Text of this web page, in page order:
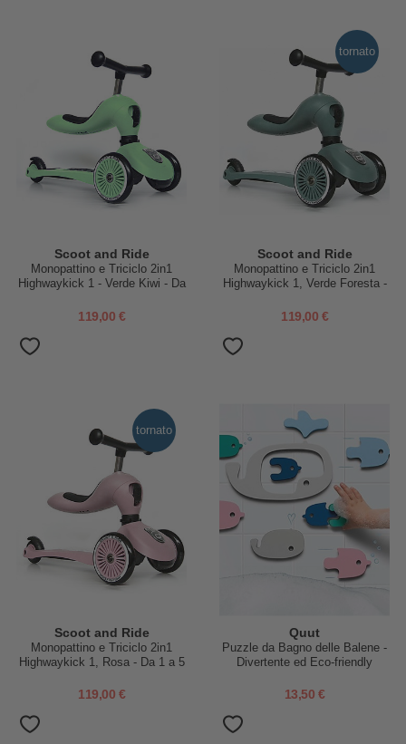
Scoot and Ride
Monopattino e Triciclo 2in1
Highwaykick 1 - Verde Kiwi - Da
119,00 €
tornato
Scoot and Ride
Monopattino e Triciclo 2in1
Highwaykick 1, Verde Foresta -
119,00 €
tornato
Scoot and Ride
Monopattino e Triciclo 2in1
Highwaykick 1, Rosa - Da 1 a 5
119,00 €
Quut
Puzzle da Bagno delle Balene -
Divertente ed Eco-friendly
13,50 €